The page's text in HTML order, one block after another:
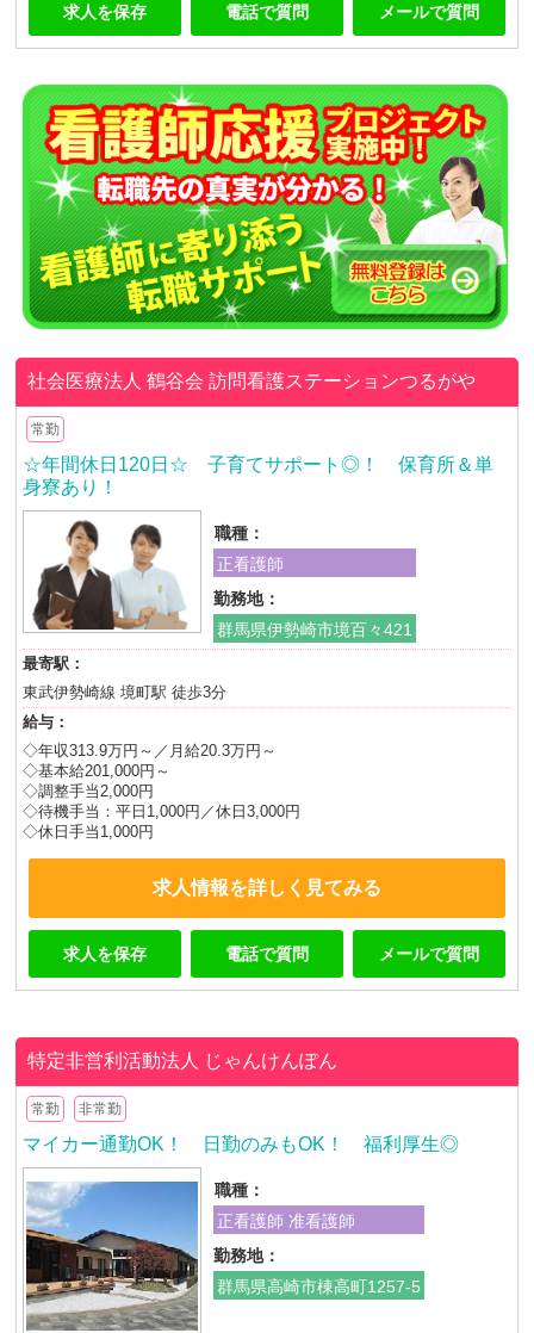
求人を保存 電話で質問 メールで質問
社会医療法人 鶴谷会訪問看護ステーションつるがや
常勤
☆年間休日120日☆ 子育てサポート◎！ 保育所＆単
身寮あり！
職種：
正看護師
勤務地：
群馬県伊勢崎市境百々421
最寄駅：
東武伊勢崎線 境町駅 徒歩3分
給与：
◇年収313.9万円～／月給20.3万円～
◇基本給201,000円～
◇調整手当2,000円
◇待機手当：平日1,000円／休日3,000円
◇休日手当1,000円
求人情報を詳しく見てみる
求人を保存 電話で質問 メールで質問
特定非営利活動法人 じゃんけんぽん
常勤 非常勤
マイカー通勤OK！ 日勤のみもOK！ 福利厚生◎
職種：
正看護師 准看護師
勤務地：
群馬県高崎市棟高町1257-5